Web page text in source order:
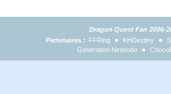
Dragon Quest Fan 2006-
Partenaires : FFRing KHDestiny
Generation Nintendo